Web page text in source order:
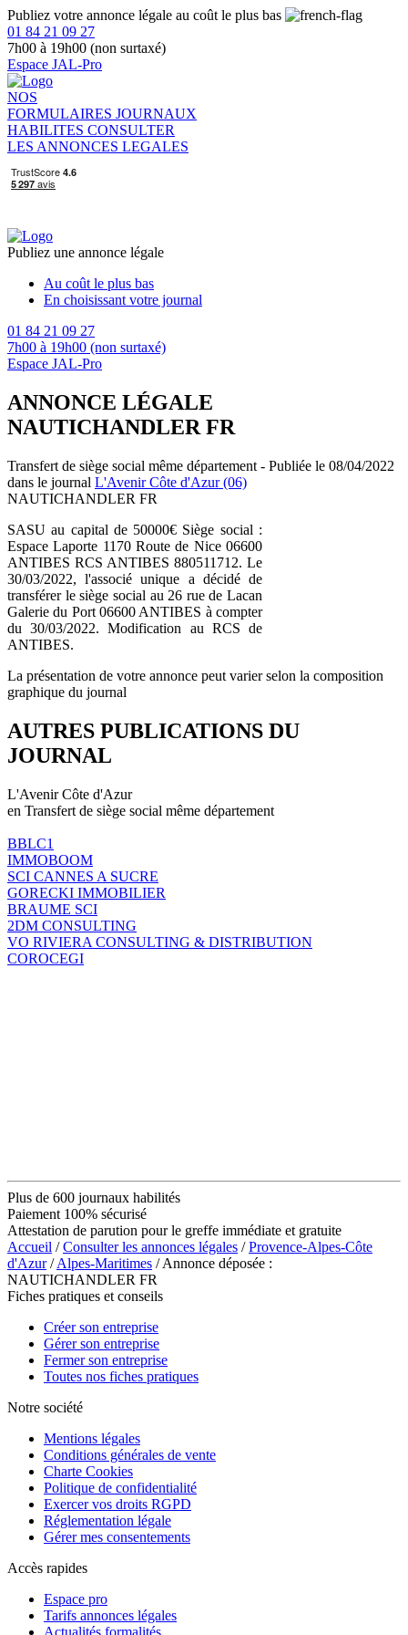
Publiez votre annonce légale au coût le plus bas
01 84 21 09 27
7h00 à 19h00 (non surtaxé)
Espace JAL-Pro
NOS
FORMULAIRES JOURNAUX
HABILITES CONSULTER
LES ANNONCES LEGALES
Publiez une annonce légale
Au coût le plus bas
En choisissant votre journal
01 84 21 09 27
7h00 à 19h00 (non surtaxé)
Espace JAL-Pro
ANNONCE LÉGALE
NAUTICHANDLER FR
Transfert de siège social même département - Publiée le 08/04/2022
dans le journal L'Avenir Côte d'Azur (06)
NAUTICHANDLER FR
SASU au capital de 50000€ Siège social :
Espace Laporte 1170 Route de Nice 06600
ANTIBES RCS ANTIBES 880511712. Le
30/03/2022, l'associé unique a décidé de
transférer le siège social au 26 rue de Lacan
Galerie du Port 06600 ANTIBES à compter
du 30/03/2022. Modification au RCS de
ANTIBES.
La présentation de votre annonce peut varier selon la composition
graphique du journal
AUTRES PUBLICATIONS DU
JOURNAL
L'Avenir Côte d'Azur
en Transfert de siège social même département
BBLC1
IMMOBOOM
SCI CANNES A SUCRE
GORECKI IMMOBILIER
BRAUME SCI
2DM CONSULTING
VO RIVIERA CONSULTING & DISTRIBUTION
COROCEGI
Plus de 600 journaux habilités
Paiement 100% sécurisé
Attestation de parution pour le greffe immédiate et gratuite
Accueil /Consulter les annonces légales /Provence-Alpes-Côte
d'Azur/Alpes-Maritimes / Annonce déposée :
NAUTICHANDLER FR
Fiches pratiques et conseils
Créer son entreprise
Gérer son entreprise
Fermer son entreprise
Toutes nos fiches pratiques
Notre société
Mentions légales
Conditions générales de vente
Charte Cookies
Politique de confidentialité
Exercer vos droits RGPD
Réglementation légale
Gérer mes consentements
Accès rapides
Espace pro
Tarifs annonces légales
Actualités formalités